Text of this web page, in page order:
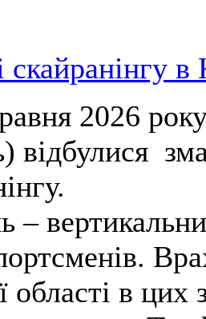
скайранінгу в
2026
відбулися
–
області в